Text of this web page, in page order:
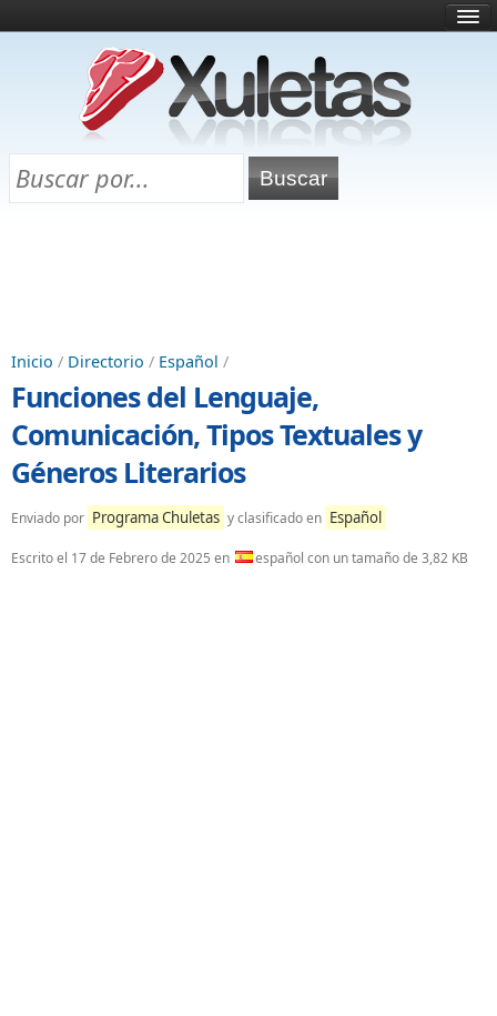
¿Qué es esto?
Directorio
Chuletas para exámenes
Inicio / Directorio / Español /
Funciones del Lenguaje,
Comunicación, Tipos Textuales y
Géneros Literarios
Enviado por Programa Chuletas y clasificado en Español
Escrito el 17 de Febrero de 2025 en español con un tamaño de 3,82 KB